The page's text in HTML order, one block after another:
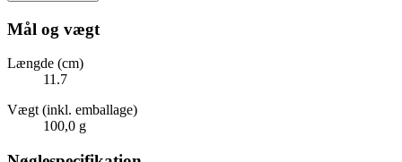
Mål og vægt
Længde (cm)
11.7
Vægt (inkl. emballage)
100,0 g